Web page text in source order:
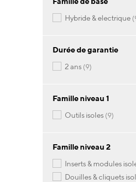
hybride & electrique
Durée de garantie
2 ans 9articles
Famille niveau 1
outils isoles 9articles
Famille niveau 2
inserts & modules
douilles & cliquets